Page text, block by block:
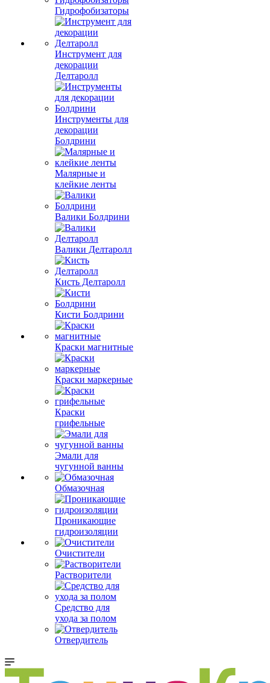
Гидрофобизаторы
Инструмент для
декорации
Делтаролл
Инструменты для
декорации
Болдрини
Малярные и
клейкие ленты
Валики Болдрини
Валики Делтаролл
Кисть Делтаролл
Кисти Болдрини
Краски магнитные
Краски маркерные
Краски
грифельные
Эмали для
чугунной ванны
Обмазочная
Проникающие
гидроизоляции
Очистители
Растворители
Средство для
ухода за полом
Отвердитель